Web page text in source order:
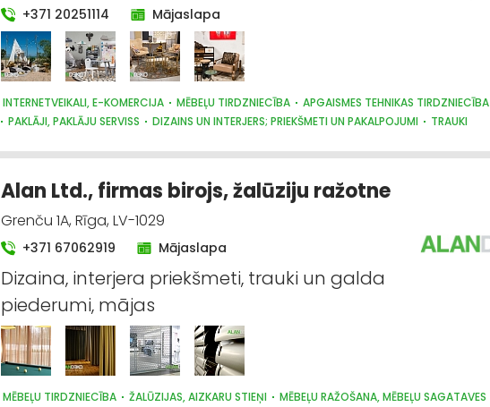
+371 20251114 Mājaslapa
INTERNETVEIKALI, E-KOMERCIJA MĒBEĻU TIRDZNIECĪBA
APGAISMES TEHNIKAS TIRDZNIECĪBA
PAKLĀJI, PAKLĀJU SERVISS
DIZAINS UN INTERJERS; PRIEKŠMETI UN PAKALPOJUMI
TRAUKI
SUVENĪRI, DĀVANAS
Alan Ltd., firmas birojs, žalūziju ražotne
Grenču 1A, Rīga, LV-1029
+371 67062919 Mājaslapa
Dizaina, interjera priekšmeti, trauki un galda
piederumi, mājas
MĒBEĻU TIRDZNIECĪBA ŽALŪZIJAS, AIZKARU STIEŅI
MĒBEĻU RAŽOŠANA, MĒBEĻU SAGATAVES